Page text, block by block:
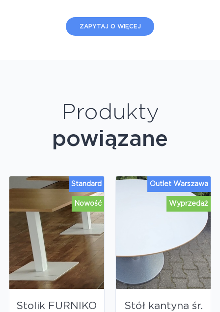
ZAPYTAJ O WIĘCEJ
Produkty
powiązane
Nowość
Standard
Stolik FURNIKO
Wyprzedaż
Outlet Warszawa
Stół kantyna śr.